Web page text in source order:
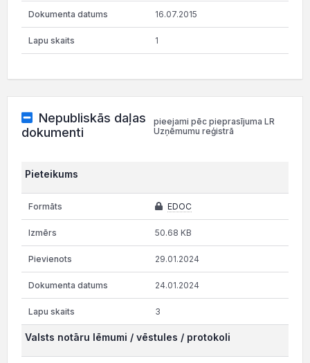
16.07.2015
1
Nepubliskās daļas
dokumenti
pieejami pēc pieprasījuma LR
Uzņēmumu reģistrā
Pieteikums
EDOC
50.68 KB
29.01.2024
24.01.2024
3
Valsts notāru lēmumi / vēstules / protokoli